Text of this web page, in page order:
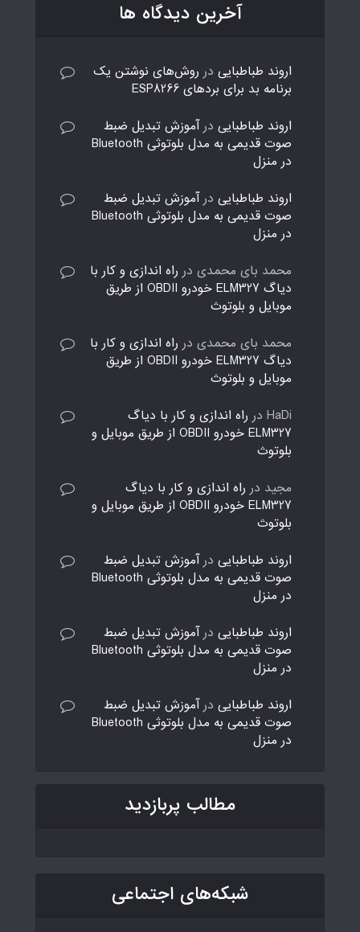
آخرین دیدگاه ها
اروند طباطبایی در روش‌های نوشتن یک
برنامه بد برای بردهای ESP8266
اروند طباطبایی درآموزش تبدیل ضبط
صوت قدیمی به مدل بلوتوثی Bluetooth
در منزل
اروند طباطبایی درآموزش تبدیل ضبط
صوت قدیمی به مدل بلوتوثی Bluetooth
در منزل
محمد بای محمدی در راه اندازی و کار با
دیاگ ELM327 خودرو OBDII از طریق
موبایل و بلوتوث
محمد بای محمدی در راه اندازی و کار با
دیاگ ELM327 خودرو OBDII از طریق
موبایل و بلوتوث
HaDi در راه اندازی و کار با دیاگ
ELM327 خودرو OBDII از طریق موبایل و
بلوتوث
مجید در راه اندازی و کار با دیاگ
ELM327 خودرو OBDII از طریق موبایل و
بلوتوث
اروند طباطبایی درآموزش تبدیل ضبط
صوت قدیمی به مدل بلوتوثی Bluetooth
در منزل
اروند طباطبایی درآموزش تبدیل ضبط
صوت قدیمی به مدل بلوتوثی Bluetooth
در منزل
اروند طباطبایی درآموزش تبدیل ضبط
صوت قدیمی به مدل بلوتوثی Bluetooth
در منزل
مطالب پربازدید
شبکه‌های اجتماعی